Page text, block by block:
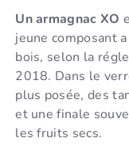
Un armagnac XO
jeune composant
bois, selon la
2018. Dans le
plus posée, des
et une finale
les fruits secs.